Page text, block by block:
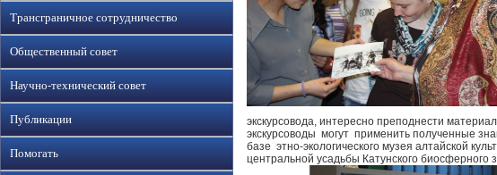
Трансграничное сотрудничество
Общественный совет
Научно-технический совет
Публикации
Помогать
экскурсовода, интересно преподнести
экскурсоводы могут применить полученные
базе этно-экологического музея алтайской
центральной усадьбы Катунского биосферного